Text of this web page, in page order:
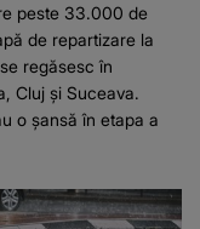
peste 33.000 de
de repartizare la
regăsesc în
Cluj și Suceava.
o șansă în etapa a